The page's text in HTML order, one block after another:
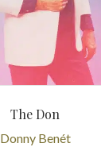
The Don
Donny Benét